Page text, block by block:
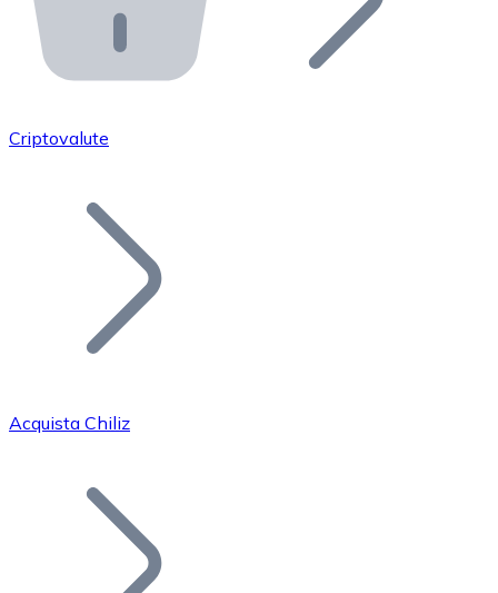
API Bitnovo
Integra la nostra API nel tuo ecosistema.
Unisciti alla nostra rete di rivenditori e
Aggiungi il token del tuo progetto al nostro servizio di
Bitcoin
Criptovalute
Acquista Chiliz